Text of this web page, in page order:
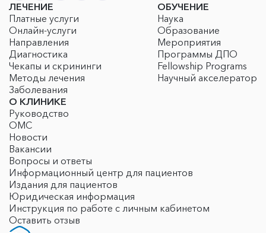
ЛЕЧЕНИЕ
Платные услуги
Онлайн-услуги
Направления
Диагностика
Чекапы и скрининги
Методы лечения
Заболевания
ОБУЧЕНИЕ
Наука
Образование
Мероприятия
Программы ДПО
Fellowship Programs
Научный акселератор
О КЛИНИКЕ
Руководство
ОМС
Новости
Вакансии
Вопросы и ответы
Информационный центр для пациентов
Издания для пациентов
Юридическая информация
Инструкция по работе с личным кабинетом
Оставить отзыв